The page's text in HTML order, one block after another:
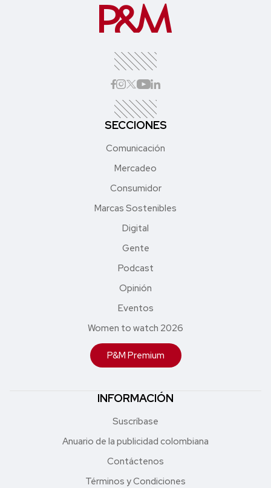
SECCIONES
Comunicación
Mercadeo
Consumidor
Marcas Sostenibles
Digital
Gente
Podcast
Opinión
Eventos
Women to watch 2026
P&M Premium
INFORMACIÓN
Suscríbase
Anuario de la publicidad colombiana
Contáctenos
Términos y Condiciones